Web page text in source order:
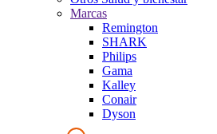
Marcas
Remington
SHARK
Philips
Gama
Kalley
Conair
Dyson